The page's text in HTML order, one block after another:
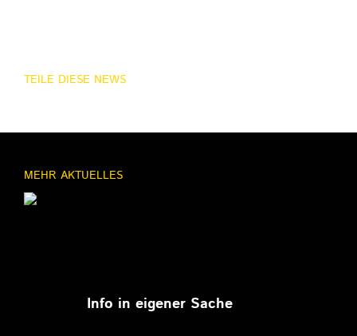
TEILE DIESE NEWS
MEHR AKTUELLES
Info in eigener Sache